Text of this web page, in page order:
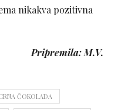
nikakva pozitivna
Pripremila: M.V.
ČOKOLADA